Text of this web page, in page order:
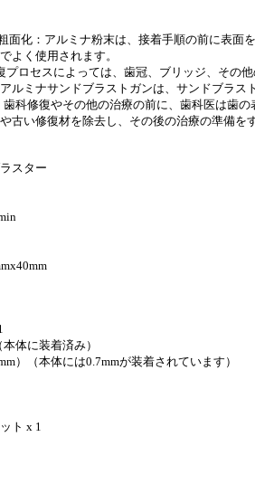
面化：アルミナ粉末は、接着手順の前に表
よく使用されます。
プロセスによっては、歯冠、ブリッジ、その
ルミナサンドブラストガンは、サンドブラ
科修復やその他の治療の前に、歯科医は歯
古い修復材を除去し、その後の治療の準備を
スター
体に装着済み）
）（本体には0.7mmが装着されています）
ト x 1